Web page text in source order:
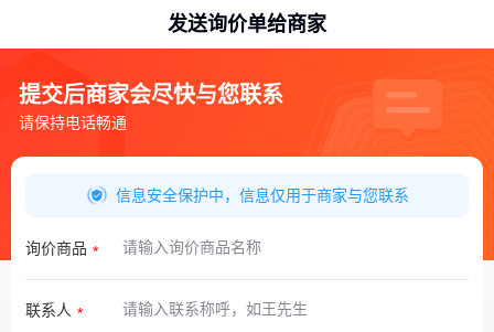
发送询价单给商家
提交后商家会尽快与您联系
请保持电话畅通
信息安全保护中，信息仅用于商家与您联系
询价商品
联系人